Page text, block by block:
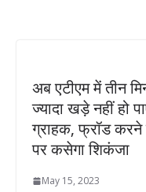
अब एटीएम में तीन
ज्यादा खड़े नहीं हो
ग्राहक, फ्रॉड करने
पर कसेगा शिकंजा
May 15, 2023